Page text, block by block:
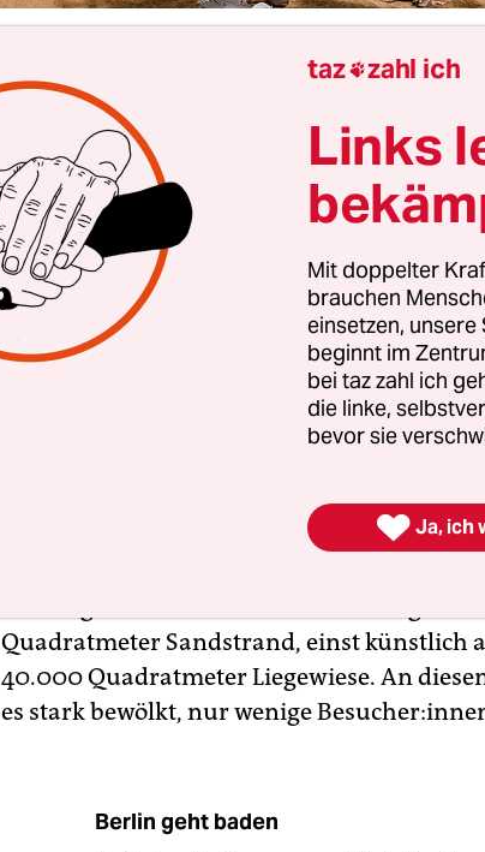
Aus Berlintaz
Die Schildkröte braucht einen Namen und
Plötzensee
sollen darüber entscheiden –
dort sein Zuhause gesucht. Es dürfte sich
Sumpfschildkröte handeln. Sie ist flott
Video sehen kann. Mit so einem tierischen
auf Instagram gut punkten. Dort finden
wunderbare Fotos von See und Strand,
Menschenmassen. Und in den kühlen
Der See ist offen, das Wasser herrlich.
Quadratmeter Sandstrand, einst künstlich
40.000 Quadratmeter Liegewiese. An
es stark bewölkt, nur wenige
Berlin geht baden
taz zahl ich
Links
Mit doppelter
brauchen
einsetzen,
beginnt im
bei taz zahl ich
die linke,
bevor sie
 Ja, ich